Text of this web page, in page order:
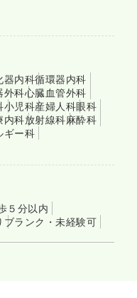
器内科循環器内科
外科心臓血管外科
小児科産婦人科眼科
内科放射線科麻酔科
ギー科
５分以内
ブランク・未経験可